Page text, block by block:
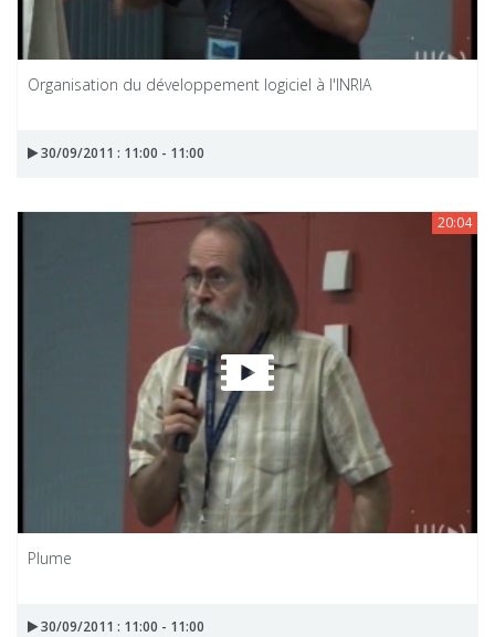
Organisation du développement logiciel à l'INRIA
30/09/2011 : 11:00 - 11:00
20:04
Plume
30/09/2011 : 11:00 - 11:00